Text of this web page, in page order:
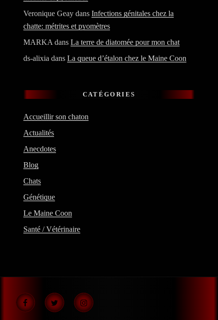
Veronique Geay dans Infections génitales chez la
chatte: métrites et pyomètres
MARKA dans La terre de diatomée pour mon chat
ds-alixia dans La queue d’étalon chez le Maine Coon
CATÉGORIES
Accueillir son chaton
Actualités
Anecdotes
Blog
Chats
Génétique
Le Maine Coon
Santé / Vétérinaire
FacebookTwitter Instagram